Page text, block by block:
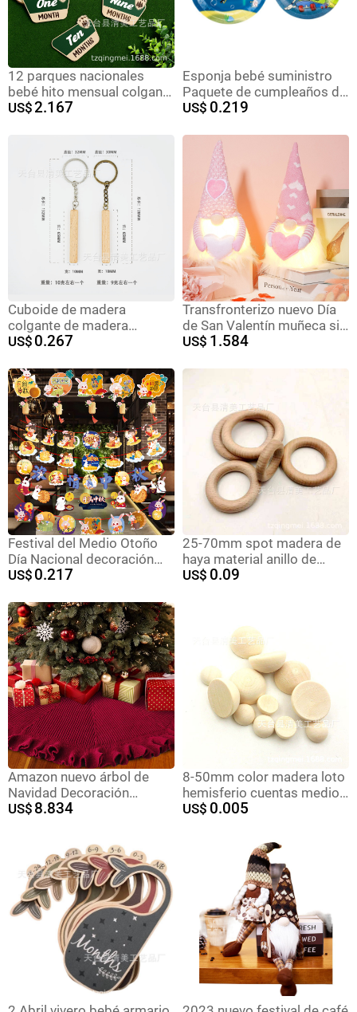
12 parques nacionales
bebé hito mensual colgante
país madera bebé tema
US$2.167
Esponja bebé suministro
Paquete de cumpleaños de
los niños fiesta suministros
suministros decoración
fábrica
US$ 0.219
Cuboide de madera
colgante de madera
artesanía de madera
llavero cuboide
US$ 0.267
Transfronterizo nuevo Día
de San Valentín muñeca sin
rostro luminoso amor
De vacaciones
US$ 1.584
Festival del Medio Otoño
Día Nacional decoración
tirar bandera tirar flor
comercial tienda Hotel
supermercado actividad
atmósfera diseño
US$ 0.217
25-70mm spot madera de
haya material anillo de
madera molar juguetes
accesorios de anillo
US$ 0.09
Amazon nuevo árbol de
Navidad Decoración
Accesorios decoración
encaje rojo árbol de
Navidad falda
US$ 8.834
8-50mm color madera loto
hemisferio cuentas medio
borde semicírculo cuentas
US$ 0.005